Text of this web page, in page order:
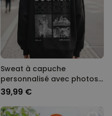
Sweat à capuche
personnalisé avec photos
en noir et blanc et texte
39,99 €